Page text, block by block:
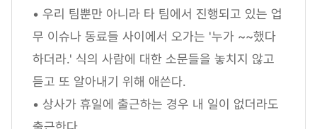
• 우리 팀뿐만 아니라 타 팀에서 진행되고 있는 업
무 이슈나 동료들 사이에서 오가는 '누가 ~~했다
하더라.' 식의 사람에 대한 소문들을 놓치지 않고
듣고 또 알아내기 위해 애쓴다.
• 상사가 휴일에 출근하는 경우 내 일이 없더라도